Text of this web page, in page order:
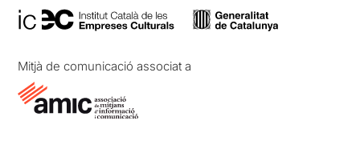
Mitjà de comunicació associat a